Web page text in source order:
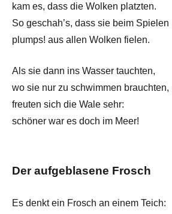
kam es, dass die Wolken platzten.
So geschah’s, dass sie beim Spielen
plumps! aus allen Wolken fielen.
Als sie dann ins Wasser tauchten,
wo sie nur zu schwimmen brauchten,
freuten sich die Wale sehr:
schöner war es doch im Meer!
Der aufgeblasene Frosch
Es denkt ein Frosch an einem Teich: